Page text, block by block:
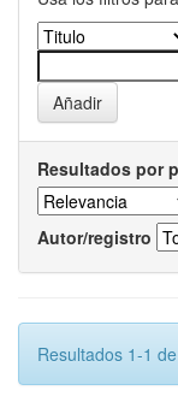
Resultados por
Autor/registro
Resultados 1-1